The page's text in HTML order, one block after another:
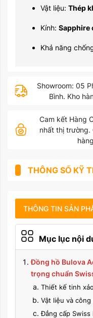
Vật liệu: Thép
Kính: Sapphire
Khả năng
Showroom: 05
Bình. Kho
Cam kết Hàng
nhất thị trường.
THÔNG SỐ KỸ
THÔNG TIN SẢN
CHẾ ĐỘ BẢO HÀNH
HƯỚNG DẪN SỬ
Mục lục nội
Đồng hồ Bulova
trọng chuẩn
Thiết kế tinh
Vật liệu và
Đẳng cấp Swiss